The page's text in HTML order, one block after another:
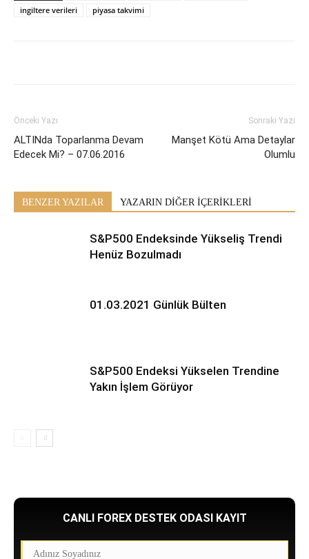
ingiltere verileri
piyasa takvimi
Önceki Yazı
ALTINda Toparlanma Devam
Edecek Mi? – 07.06.2016
Sonraki Yazı
Manşet Kötü Ama Detaylar
Olumlu
BENZER YAZILAR YAZARIN DİĞER İÇERİKLERİ
S&P500 Endeksinde Yükseliş Trendi
Henüz Bozulmadı
01.03.2021 Günlük Bülten
S&P500 Endeksi Yükselen Trendine
Yakın İşlem Görüyor
CANLI FOREX DESTEK ODASI KAYIT